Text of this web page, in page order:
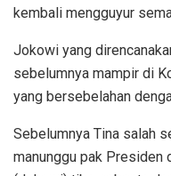
kembali mengguyur
Jokowi yang
sebelumnya mampir di
yang bersebelahan
Sebelumnya Tina salah
manunggu pak Presiden